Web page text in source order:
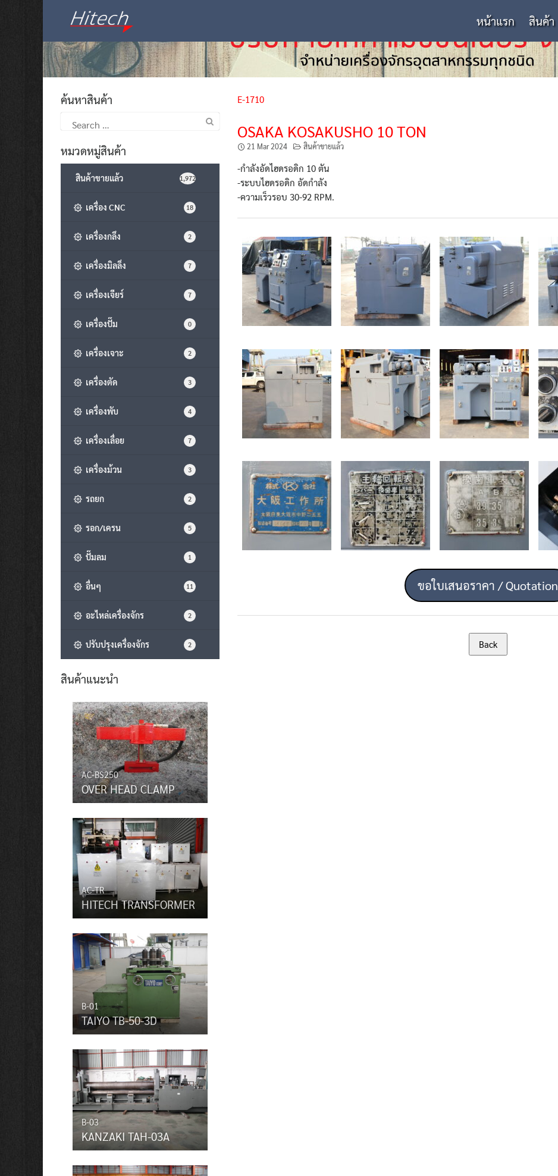
หน้าแรก สินค้า
E-1710
OSAKA KOSAKUSHO 10 TON
21 Mar 2024 สินค้าขายแล้ว
-กำลังอัดไฮดรอดิก 10 ตัน
-ระบบไฮดรอดิก อัดกำลัง
-ความเร็วรอบ 30-92 RPM.
ขอใบเสนอราคา / Quotation
ค้นหาสินค้า
for:
หมวดหมู่สินค้า
สินค้าขายแล้ว 1,972
เครื่อง CNC 18
เครื่องกลึง 2
เครื่องมิลลิ่ง 7
เครื่องเจียร์ 7
เครื่องปั๊ม 0
เครื่องเจาะ 2
เครื่องตัด 3
เครื่องพับ 4
เครื่องเลื่อย 7
เครื่องม้วน 3
รถยก 2
รอก/เครน 5
ปั๊มลม 1
อื่นๆ 11
อะไหล่เครื่องจักร 2
ปรับปรุงเครื่องจักร 2
สินค้าแนะนำ
AC-BS250
OVER HEAD CLAMP
AC-TR
HITECH TRANSFORMER
B-01
TAIYO TB-50-3D
B-03
KANZAKI TAH-03A